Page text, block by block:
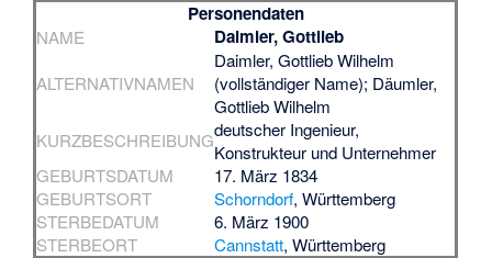
Personendaten
NAME Daimler, Gottlieb
ALTERNATIVNAMEN
Daimler, Gottlieb Wilhelm
(vollständiger Name); Däumler,
Gottlieb Wilhelm
KURZBESCHREIBUNGdeutscher Ingenieur,
Konstrukteur und Unternehmer
GEBURTSDATUM
17. März 1834
GEBURTSORT
Schorndorf, Württemberg
STERBEDATUM
6. März 1900
STERBEORT
Cannstatt, Württemberg